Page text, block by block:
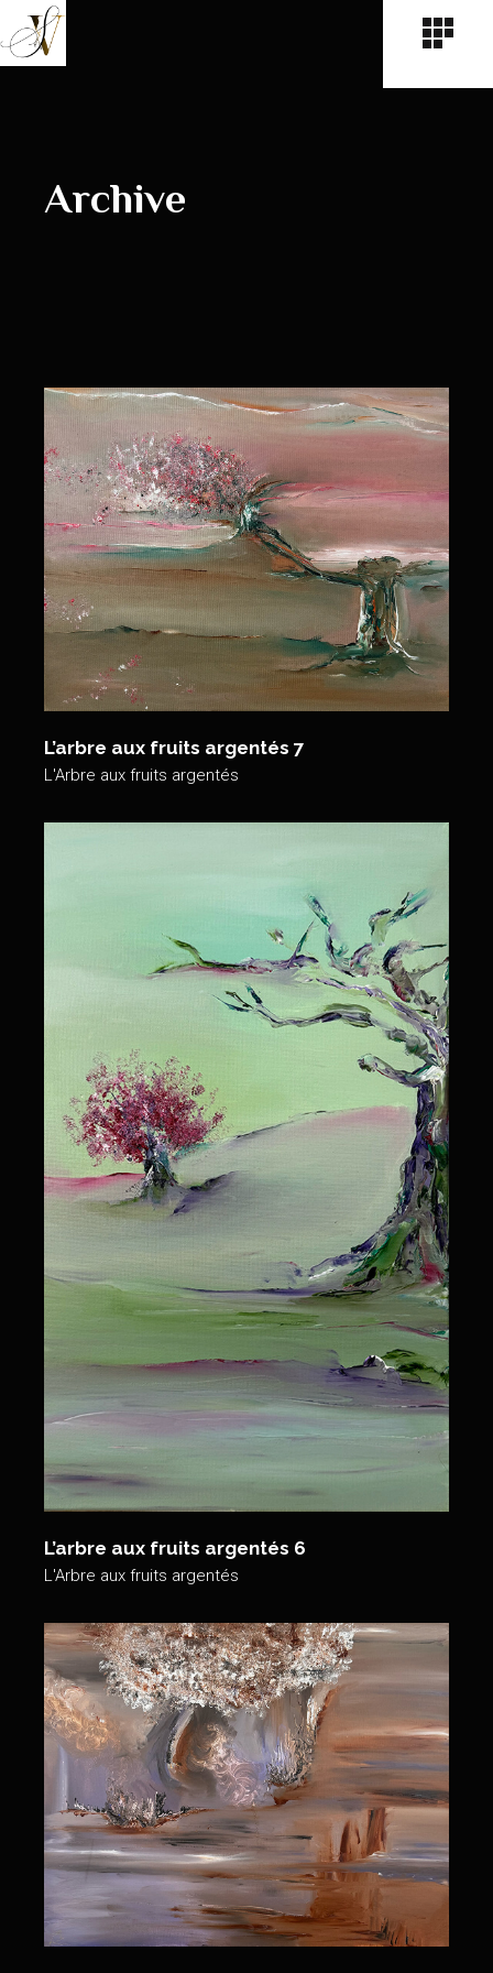
Archive
L’arbre aux fruits argentés 7
L'Arbre aux fruits argentés
L’arbre aux fruits argentés 6
L'Arbre aux fruits argentés